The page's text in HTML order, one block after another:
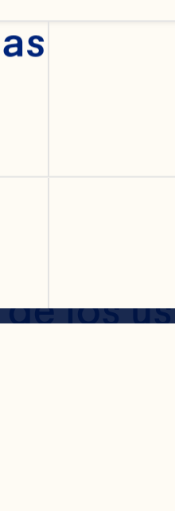
de
rojo
ofrece
para
los